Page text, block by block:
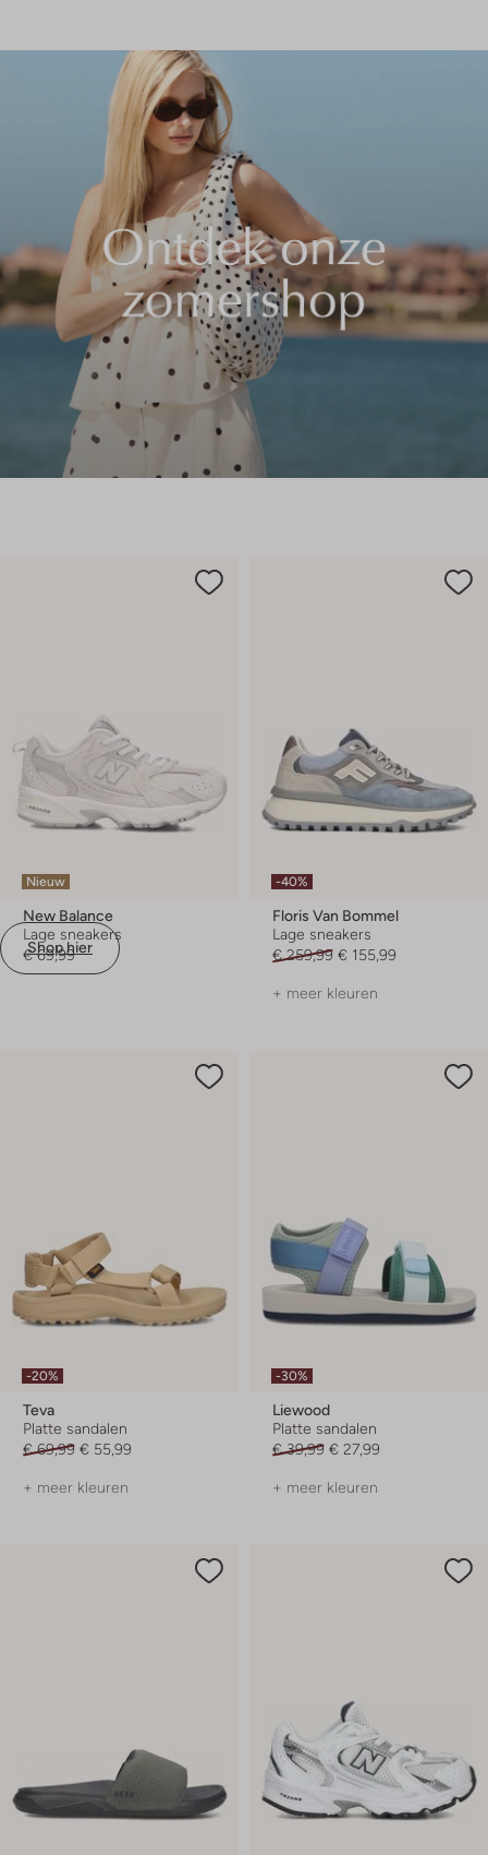
Shop hier
Nieuw
New Balance
Lage sneakers
€ 69,99
-40%
Floris Van Bommel
Lage sneakers
€ 259,99 € 155,99
+ meer kleuren
-20%
Teva
Platte sandalen
€ 69,99 € 55,99
+ meer kleuren
-30%
Liewood
Platte sandalen
€ 39,99 € 27,99
+ meer kleuren